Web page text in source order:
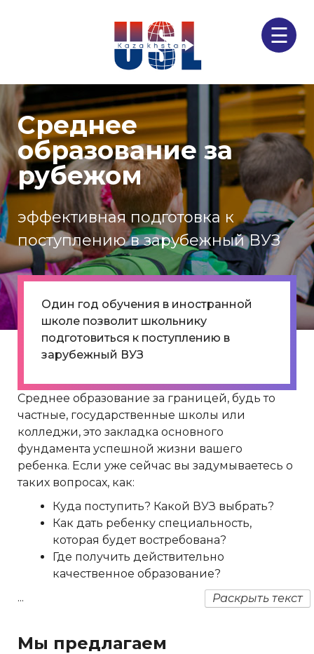
☰
Среднее
образование за
рубежом
эффективная подготовка к
поступлению в зарубежный ВУЗ
Один год обучения в иностранной
школе позволит школьнику
подготовиться к поступлению в
зарубежный ВУЗ
Среднее образование за границей, будь то
частные, государственные школы или
колледжи, это закладка основного
фундамента успешной жизни вашего
ребенка. Если уже сейчас вы задумываетесь о
таких вопросах, как:
Куда поступить? Какой ВУЗ выбрать?
Как дать ребенку специальность,
которая будет востребована?
Где получить действительно
качественное образование?
...
Раскрыть текст
Мы предлагаем